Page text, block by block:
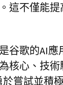
這不僅能
谷歌的AI應
核心、技術
嘗試並積